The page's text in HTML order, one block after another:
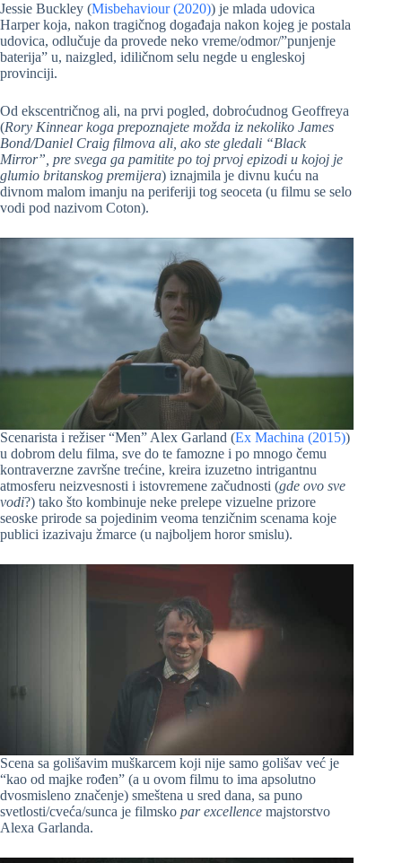
Jessie Buckley (Misbehaviour (2020)) je mlada udovica
Harper koja, nakon tragičnog događaja nakon kojeg je postala
udovica, odlučuje da provede neko vreme/odmor/”punjenje
baterija” u, naizgled, idiličnom selu negde u engleskoj
provinciji.
Od ekscentričnog ali, na prvi pogled, dobroćudnog Geoffreya
(Rory Kinnear koga prepoznajete možda iz nekoliko James
Bond/Daniel Craig filmova ali, ako ste gledali “Black
Mirror”, pre svega ga pamitite po toj prvoj epizodi u kojoj je
glumio britanskog premijera) iznajmila je divnu kuću na
divnom malom imanju na periferiji tog seoceta (u filmu se selo
vodi pod nazivom Coton).
Scenarista i režiser “Men” Alex Garland (Ex Machina (2015))
u dobrom delu filma, sve do te famozne i po mnogo čemu
kontraverzne završne trećine, kreira izuzetno intrigantnu
atmosferu neizvesnosti i istovremene začudnosti (gde ovo sve
vodi?) tako što kombinuje neke prelepe vizuelne prizore
seoske prirode sa pojedinim veoma tenzičnim scenama koje
publici izazivaju žmarce (u najboljem horor smislu).
Scena sa golišavim muškarcem koji nije samo golišav već je
“kao od majke rođen” (a u ovom filmu to ima apsolutno
dvosmisleno značenje) smeštena u sred dana, sa puno
svetlosti/cveća/sunca je filmsko par excellence majstorstvo
Alexa Garlanda.